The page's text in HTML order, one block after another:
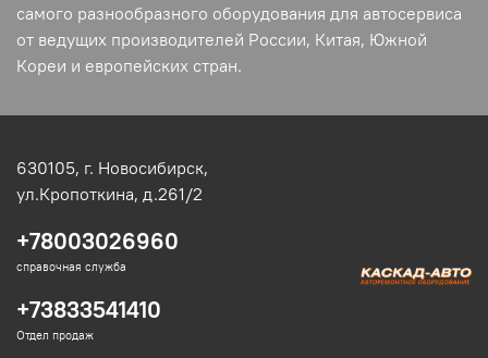
самого разнообразного оборудования для автосервиса
от ведущих производителей России, Китая, Южной
Кореи и европейских стран.
630105, г. Новосибирск,
ул.Кропоткина, д.261/2
+78003026960
справочная служба
+73833541410
Отдел продаж